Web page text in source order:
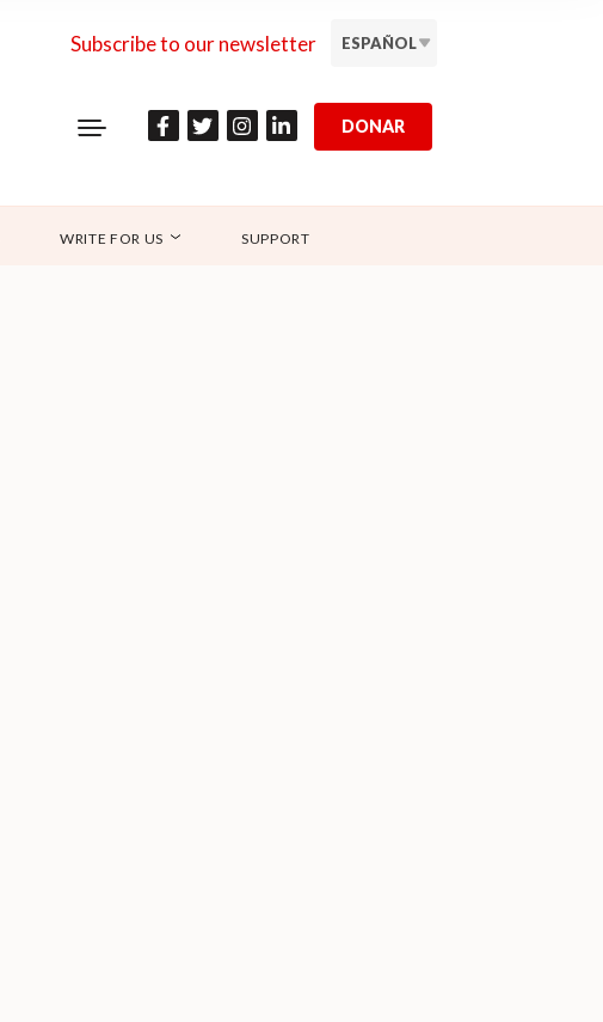
Subscribe to our newsletter ESPAÑOL
DONAR
WRITE FOR US SUPPORT